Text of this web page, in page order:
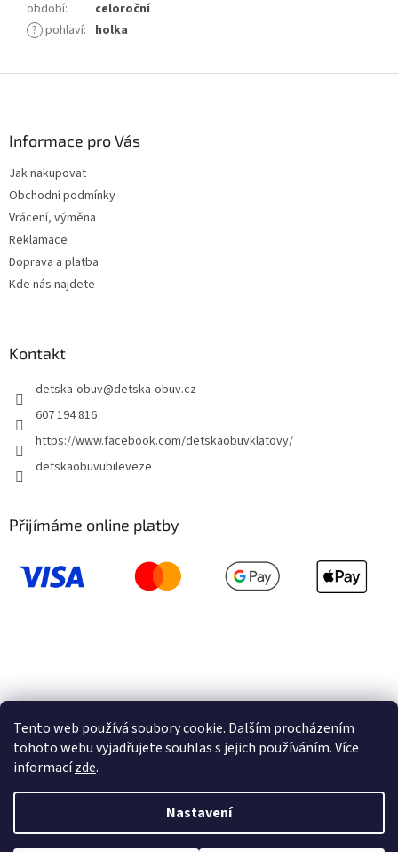
Tento web používá soubory cookie. Dalším procházením
tohoto webu vyjadřujete souhlas s jejich používáním. Více
informacízde.
Nastavení
období:
celoroční
? pohlaví: holka
Informace pro Vás
Jak nakupovat
Obchodní podmínky
Vrácení, výměna
Reklamace
Doprava a platba
Kde nás najdete
Kontakt
detska-obuv@detska-obuv.cz
607 194 816
https://www.facebook.com/detskaobuvklatovy/
detskaobuvubileveze
Přijímáme online platby